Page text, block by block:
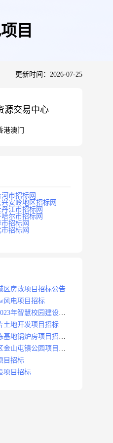
目
更新时间：2026-07-25
源交易中心
港澳门
市招标网
兴安岭地区招标网
丹江市招标网
尔市招标网
招标网
招标网
区房改项目招标公告
风电项目招标
年智慧校园建设项
土地开发项目招标
基地锅炉房项目招标
金山屯镇公园项目招
目招标
项目招标